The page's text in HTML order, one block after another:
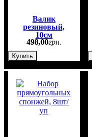
Валик
резиновый,
10см
498,00грн.
Купить